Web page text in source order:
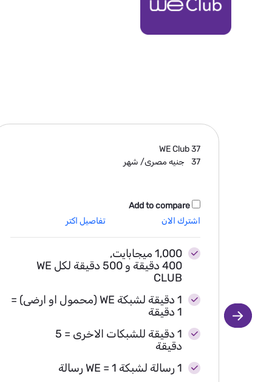
WE Club37
37
جنيه مصرى/ شهر
Add to compare
اشترك الان
تفاصيل اكتر
1,000 ميجابايت,
400 دقيقة و 500 دقيقة لكل WE
CLUB
1 دقيقة لشبكة WE (محمول او ارضى) =
1 دقيقة
1 دقيقة للشبكات الاخرى = 5
دقيقة
1 رسالة لشبكة WE = 1 رسالة